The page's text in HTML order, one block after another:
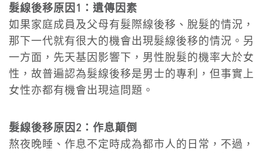
髮線後移原因1：遺傳因素
如果家庭成員及父母有髮際線後移、脫髮的情況，
那下一代就有很大的機會出現髮線後移的情況。另
一方面，先天基因影響下，男性脫髮的機率大於女
性，故普遍認為髮線後移是男士的專利，但事實上
女性亦都有機會出現這問題。
髮線後移原因2：作息顛倒
熬夜晚睡、作息不定時成為都市人的日常，不過，